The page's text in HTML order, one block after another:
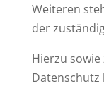
Weiteren
der
Hierzu
Datenschutz